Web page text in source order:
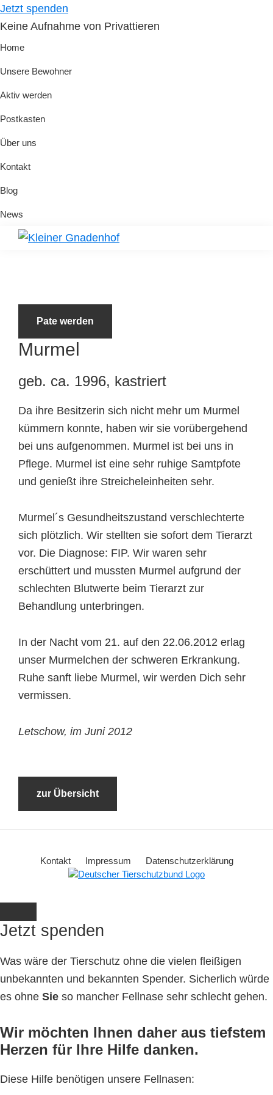
Skip
to
primary
Skip
to
main
Jetzt spenden
Keine Aufnahme von Privattieren
Home
Unsere Bewohner
Aktiv werden
Postkasten
Über uns
Kontakt
Blog
News
Pate werden
Murmel
geb. ca. 1996, kastriert
Da ihre Besitzerin sich nicht mehr um Murmel
kümmern konnte, haben wir sie vorübergehend
bei uns aufgenommen. Murmel ist bei uns in
Pflege. Murmel ist eine sehr ruhige Samtpfote
und genießt ihre Streicheleinheiten sehr.
Murmel´s Gesundheitszustand verschlechterte
sich plötzlich. Wir stellten sie sofort dem Tierarzt
vor. Die Diagnose: FIP. Wir waren sehr
erschüttert und mussten Murmel aufgrund der
schlechten Blutwerte beim Tierarzt zur
Behandlung unterbringen.
In der Nacht vom 21. auf den 22.06.2012 erlag
unser Murmelchen der schweren Erkrankung.
Ruhe sanft liebe Murmel, wir werden Dich sehr
vermissen.
Letschow, im Juni 2012
zur Übersicht
Kontakt Impressum Datenschutzerklärung
Jetzt spenden
Was wäre der Tierschutz ohne die vielen fleißigen
unbekannten und bekannten Spender. Sicherlich würde
es ohne Sie so mancher Fellnase sehr schlecht gehen.
Wir möchten Ihnen daher aus tiefstem
Herzen für Ihre Hilfe danken.
Diese Hilfe benötigen unsere Fellnasen: